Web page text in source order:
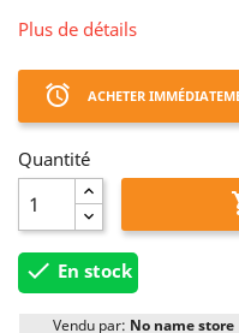
Plus de détails
access_alarm ACHETER
Quantité
 En stock
Vendu par: No name store